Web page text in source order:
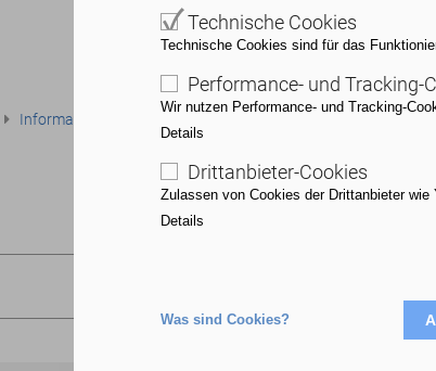
Informationsangebote
Technische Cookies
Technische Cookies sind für das
Performance- und Tracking-
Wir nutzen Performance- und Tracking-
Details
Drittanbieter-Cookies
Zulassen von Cookies der Drittanbieter wie
Details
Was sind Cookies?